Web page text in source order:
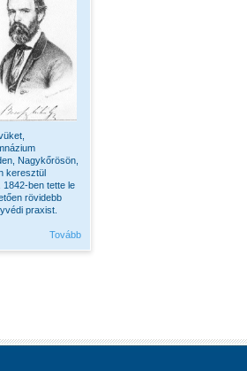
Nagykőrösön,
keresztül
ben tette le
rövidebb
praxist.
Tovább